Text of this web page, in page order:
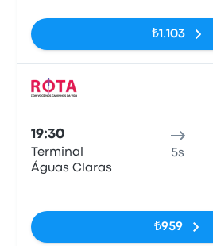
₺1.103
19:30
Terminal
Águas Claras
5s
₺959